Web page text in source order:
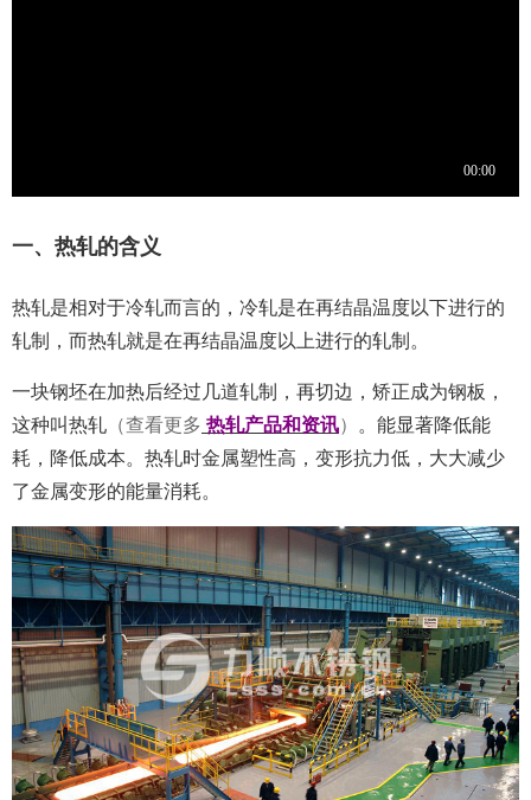
一、热轧的含义
热轧是相对于冷轧而言的，冷轧是在再结晶温度以下进行的
轧制，而热轧就是在再结晶温度以上进行的轧制。
一块钢坯在加热后经过几道轧制，再切边，矫正成为钢板，
这种叫热轧 （查看更多 热轧产品和资讯）
。能显著降低能
耗，降低成本。热轧时金属塑性高，变形抗力低，大大减少
了金属变形的能量消耗。